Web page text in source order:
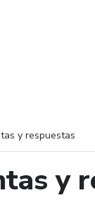
y respuestas
y